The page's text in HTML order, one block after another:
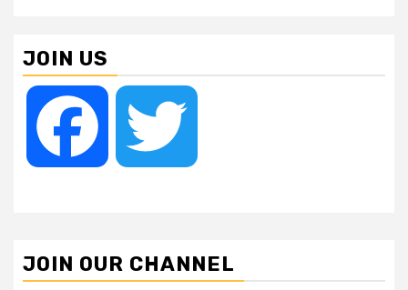
JOIN US
Facebook
JOIN OUR CHANNEL